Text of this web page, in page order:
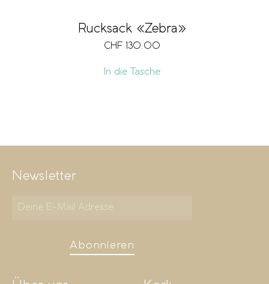
Rucksack «Zebra»
CHF 130.00
In die Tasche
Newsletter
Abonnieren